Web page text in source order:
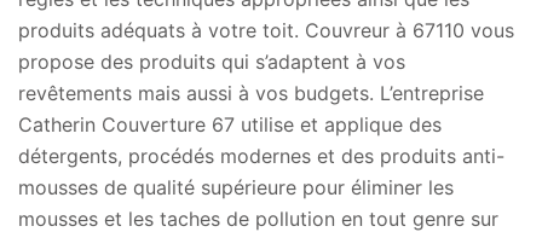
produits adéquats à votre toit. Couvreur à 67110 vous
propose des produits qui s’adaptent à vos
revêtements mais aussi à vos budgets. L’entreprise
Catherin Couverture 67 utilise et applique des
détergents, procédés modernes et des produits anti-
mousses de qualité supérieure pour éliminer les
mousses et les taches de pollution en tout genre sur